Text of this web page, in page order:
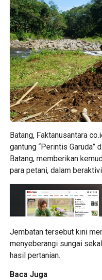
Batang, Faktanusantara
gantung “Perintis Garuda”
Batang, memberikan
para petani, dalam
Jembatan tersebut kini
menyeberangi sungai
hasil pertanian.
Baca Juga